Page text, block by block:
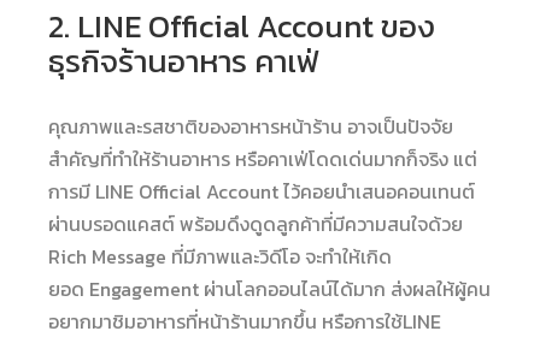
2. LINE Official Account ของ
ธุรกิจร้านอาหาร คาเฟ่
คุณภาพและรสชาติของอาหารหน้าร้าน อาจเป็นปัจจัย
สำคัญที่ทำให้ร้านอาหาร หรือคาเฟ่โดดเด่นมากก็จริง แต่
การมี LINE Official Account ไว้คอยนำเสนอคอนเทนต์
ผ่านบรอดแคสต์ พร้อมดึงดูดลูกค้าที่มีความสนใจด้วย
Rich Message ที่มีภาพและวิดีโอ จะทำให้เกิด
ยอด Engagement ผ่านโลกออนไลน์ได้มาก ส่งผลให้ผู้คน
อยากมาชิมอาหารที่หน้าร้านมากขึ้น หรือการใช้LINE